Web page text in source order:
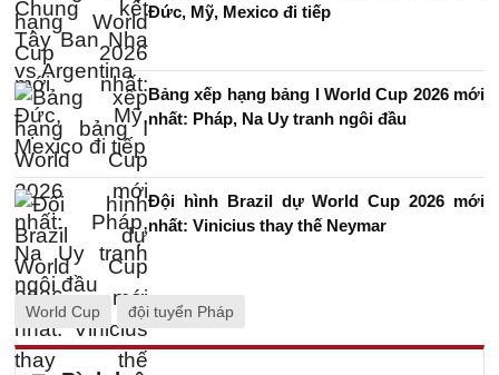
Đức, Mỹ, Mexico đi tiếp
Bảng xếp hạng bảng I World Cup 2026 mới
nhất: Pháp, Na Uy tranh ngôi đầu
Đội hình Brazil dự World Cup 2026 mới
nhất: Vinicius thay thế Neymar
World Cup đội tuyển Pháp